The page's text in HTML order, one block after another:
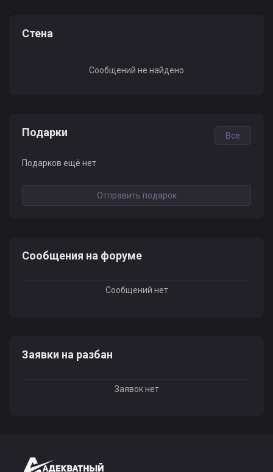
Стена
Сообщений не найдено
Подарки Все
Подарков ещё нет
Отправить подарок
Сообщения на форуме
Сообщений нет
Заявки на разбан
Заявок нет